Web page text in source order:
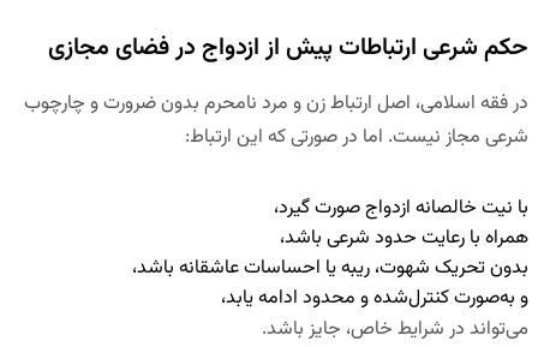
حکم شرعی ارتباطات پیش از ازدواج در فضای مجازی
در فقه اسلامی، اصل ارتباط زن و مرد نامحرم بدون ضرورت و چارچوب
شرعی مجاز نیست. اما در صورتی که این ارتباط:
با نیت خالصانه ازدواجصورت گیرد،
همراه با رعایت حدود شرعی باشد،
بدون تحریک شهوت، ریبه یا احساسات عاشقانه باشد،
و به‌صورتکنترل‌شده و محدود ادامه یابد،
می‌تواند در شرایط خاص، جایز باشد.